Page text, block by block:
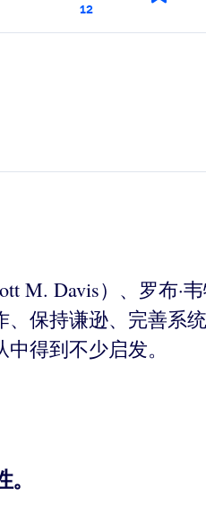
12
M. Davis）、罗布·
保持谦逊、完善系
得到不少启发。